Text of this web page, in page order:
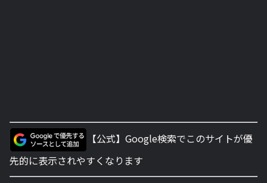
【公式】Google検索でこのサイトが優
先的に表示されやすくなります